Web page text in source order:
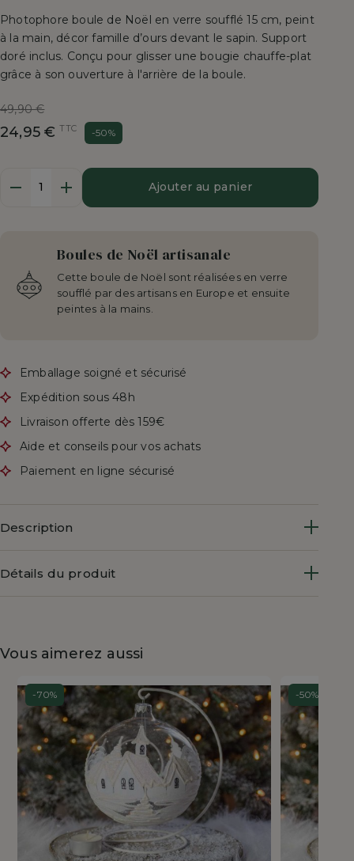
Photophore boule de Noël en verre soufflé 15 cm, peint
à la main, décor famille d’ours devant le sapin. Support
doré inclus. Conçu pour glisser une bougie chauffe-plat
grâce à son ouverture à l'arrière de la boule.
Prix
de
49,90 €
24,95 € TTC -50%
Ajouter au panier
Boules de Noël artisanale
Cette boule de Noël sont réalisées en verre
soufflé par des artisans en Europe et ensuite
peintes à la mains.
Emballage soigné et sécurisé
Expédition sous 48h
Livraison offerte dès 159€
Aide et conseils pour vos achats
Paiement en ligne sécurisé
Description
Détails du produit
Vous aimerez aussi
-70% -50%